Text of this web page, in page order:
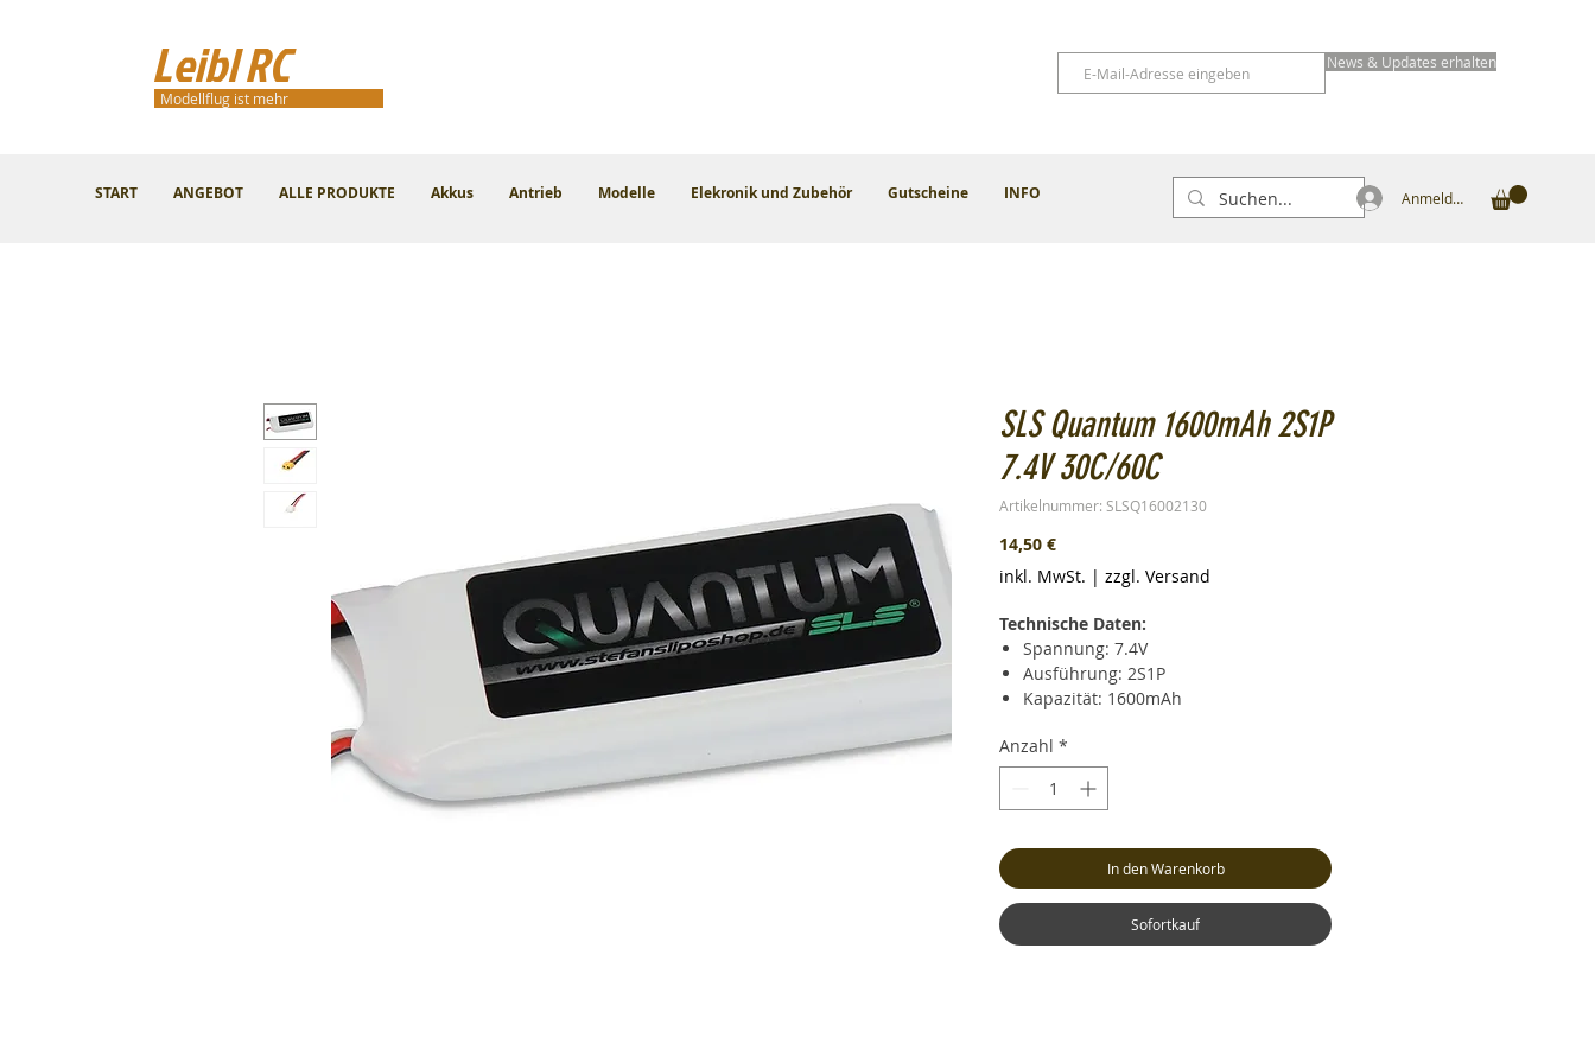
Leibl RC
START ANGEBOT ALLE PRODUKTE Akkus Antrieb Modelle Elekronik und Zubehör Gutscheine INFO
Modellflug ist mehr
News & Updates erhalten
Anmelden
SLS Quantum 1600mAh 2S1P
7.4V 30C/60C
Artikelnummer: SLSQ16002130
14,50 €Preis
inkl. MwSt. | zzgl. Versand
Technische Daten:
Spannung: 7.4V
Ausführung: 2S1P
Kapazität: 1600mAh
Kurzzeitiger Entladestrom: max. 60C
(96A)
Ladestrom: max. 5C (8A)
und Stecker)
Maße: ca. LxBxH 93x30x15mm
Stecksystem: XT60
Hauptstromkabel: AWG14
Anzahl *
In den Warenkorb
Sofortkauf